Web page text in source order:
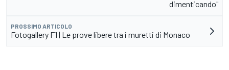
dimenticando"
PROSSIMO ARTICOLO
Fotogallery F1 | Le prove libere tra i muretti di Monaco